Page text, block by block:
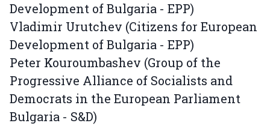
Development of Bulgaria - EPP)
Vladimir Urutchev (Citizens for European
Development of Bulgaria - EPP)
Peter Kouroumbashev (Group of the
Progressive Alliance of Socialists and
Democrats in the European Parliament
Bulgaria - S&D)